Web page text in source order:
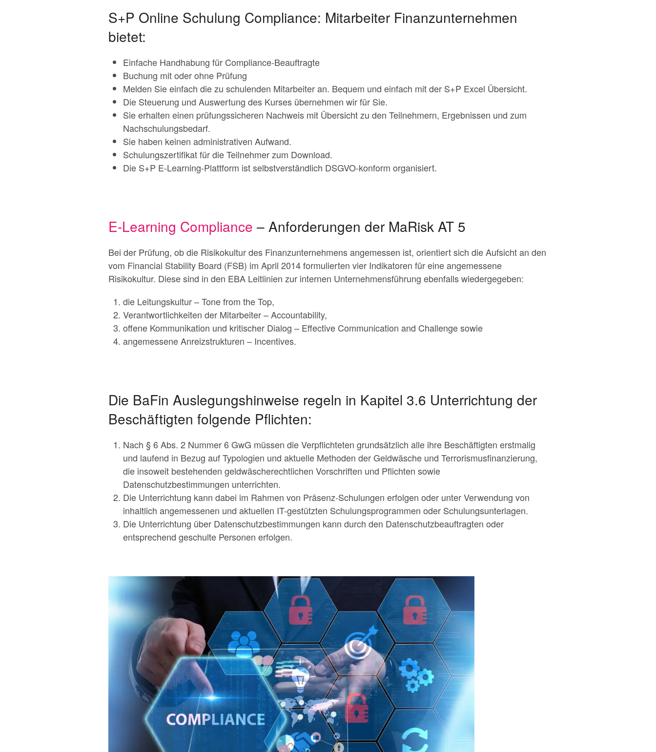
S+P Online Schulung Compliance: Mitarbeiter Finanzunternehmen
bietet:
Einfache Handhabung für Compliance-Beauftragte
Buchung mit oder ohne Prüfung
Melden Sie einfach die zu schulenden Mitarbeiter an. Bequem und einfach mit der S+P Excel Übersicht.
Die Steuerung und Auswertung des Kurses übernehmen wir für Sie.
Sie erhalten einen prüfungssicheren Nachweis mit Übersicht zu den Teilnehmern, Ergebnissen und zum
Nachschulungsbedarf.
Sie haben keinen administrativen Aufwand.
Schulungszertifikat für die Teilnehmer zum Download.
Die S+P E-Learning-Plattform ist selbstverständlich DSGVO-konform organisiert.
E-Learning Compliance – Anforderungen der MaRisk AT 5
Bei der Prüfung, ob die Risikokultur des Finanzunternehmens angemessen ist, orientiert sich die Aufsicht an den
vom Financial Stability Board (FSB) im April 2014 formulierten vier Indikatoren für eine angemessene
Risikokultur. Diese sind in den EBA Leitlinien zur internen Unternehmensführung ebenfalls wiedergegeben:
die Leitungskultur – Tone from the Top,
Verantwortlichkeiten der Mitarbeiter – Accountability,
offene Kommunikation und kritischer Dialog – Effective Communication and Challenge sowie
angemessene Anreizstrukturen – Incentives.
Die BaFin Auslegungshinweise regeln in Kapitel 3.6 Unterrichtung der
Beschäftigten folgende Pflichten:
Nach § 6 Abs. 2 Nummer 6 GwG müssen die Verpflichteten grundsätzlich alle ihre Beschäftigten erstmalig
und laufend in Bezug auf Typologien und aktuelle Methoden der Geldwäsche und Terrorismusfinanzierung,
die insoweit bestehenden geldwäscherechtlichen Vorschriften und Pflichten sowie
Datenschutzbestimmungen unterrichten.
Die Unterrichtung kann dabei im Rahmen von Präsenz-Schulungen erfolgen oder unter Verwendung von
inhaltlich angemessenen und aktuellen IT-gestützten Schulungsprogrammen oder Schulungsunterlagen.
Die Unterrichtung über Datenschutzbestimmungen kann durch den Datenschutzbeauftragten oder
entsprechend geschulte Personen erfolgen.